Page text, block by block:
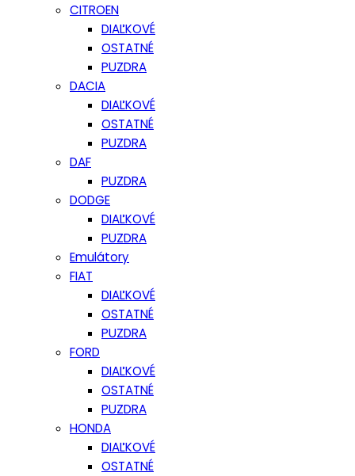
CITROEN
DIAĽKOVÉ
OSTATNÉ
PUZDRA
DACIA
DIAĽKOVÉ
OSTATNÉ
PUZDRA
DAF
PUZDRA
DODGE
DIAĽKOVÉ
PUZDRA
Emulátory
FIAT
DIAĽKOVÉ
OSTATNÉ
PUZDRA
FORD
DIAĽKOVÉ
OSTATNÉ
PUZDRA
HONDA
DIAĽKOVÉ
OSTATNÉ